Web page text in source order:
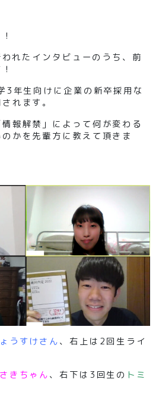
れたインタビューのうち、前
年生向けに企業の新卒採用な
れます。
報解禁」によって何が変わる
かを先輩方に教えて頂きま
うすけさん 、右上は2回生ライ
きちゃん 、右下は3回生の トミ